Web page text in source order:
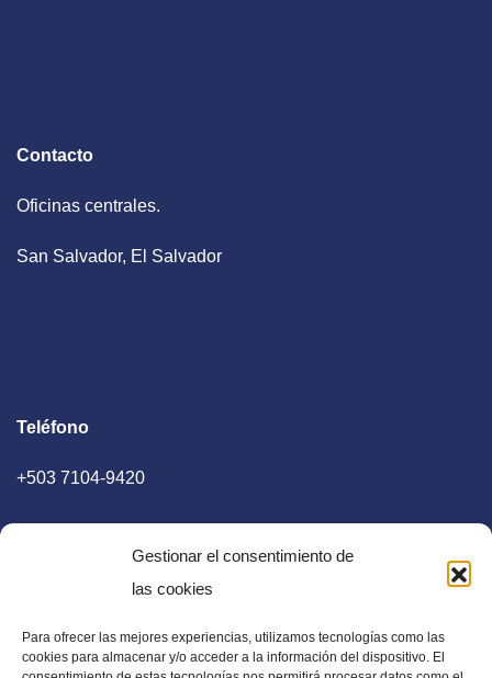
Gestionar el consentimiento de
las cookies
Para ofrecer las mejores experiencias, utilizamos tecnologías como las
cookies para almacenar y/o acceder a la información del dispositivo. El
Contacto
Oficinas centrales.
San Salvador, El Salvador
Teléfono
+503 7104-9420
E-mail